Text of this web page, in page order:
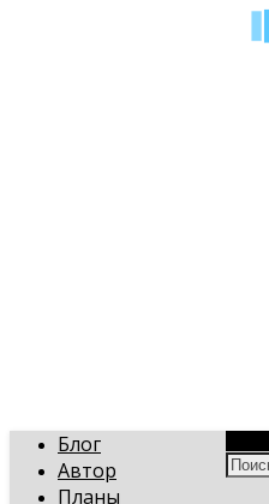
Блог
Автор
Планы